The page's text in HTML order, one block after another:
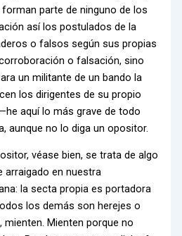
parte de ninguno de los
así los postulados de la
o falsos según sus propias
o falsación, sino
un militante de un bando la
los dirigentes de su propio
aquí lo más grave de todo
aunque no lo diga un opositor.
véase bien, se trata de algo
arraigado en nuestra
la secta propia es portadora
los demás son herejes o
Mienten porque no